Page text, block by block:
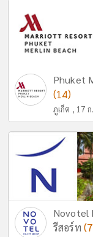
Phuket
(14)
ภูเก็ต , 17
Novotel
รีสอร์ท